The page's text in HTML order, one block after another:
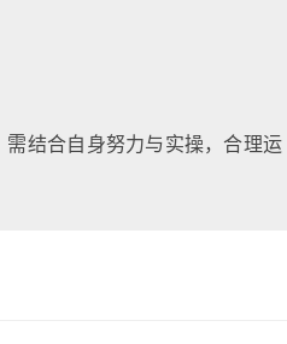
结合自身努力与实操，合理运